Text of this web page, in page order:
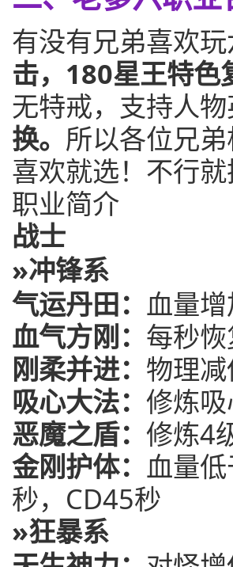
有没有兄弟喜欢
击，180星王特色
无特戒，支持人
换。 所以各位兄
喜欢就选！不行就
职业简介
战士
»冲锋系
气运丹田： 血量
血气方刚： 每秒
刚柔并进： 物理
吸心大法： 修炼
恶魔之盾： 修炼4
金刚护体： 血量
秒，CD45秒
»狂暴系